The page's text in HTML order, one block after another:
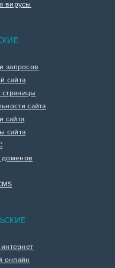
вирусы
запросов
сайта
страницы
сайта
сайта
сайта
доменов
онлайн